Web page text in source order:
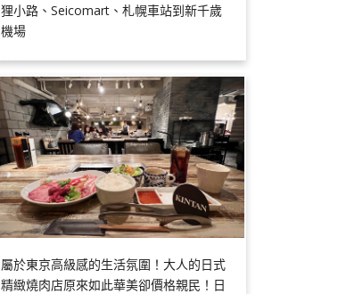
狸小路、Seicomart、札幌車站到新千歲
機場
屬於東京高級感的生活氛圍！大人的日式
精緻燒肉店原來如此華美卻價格親民！日